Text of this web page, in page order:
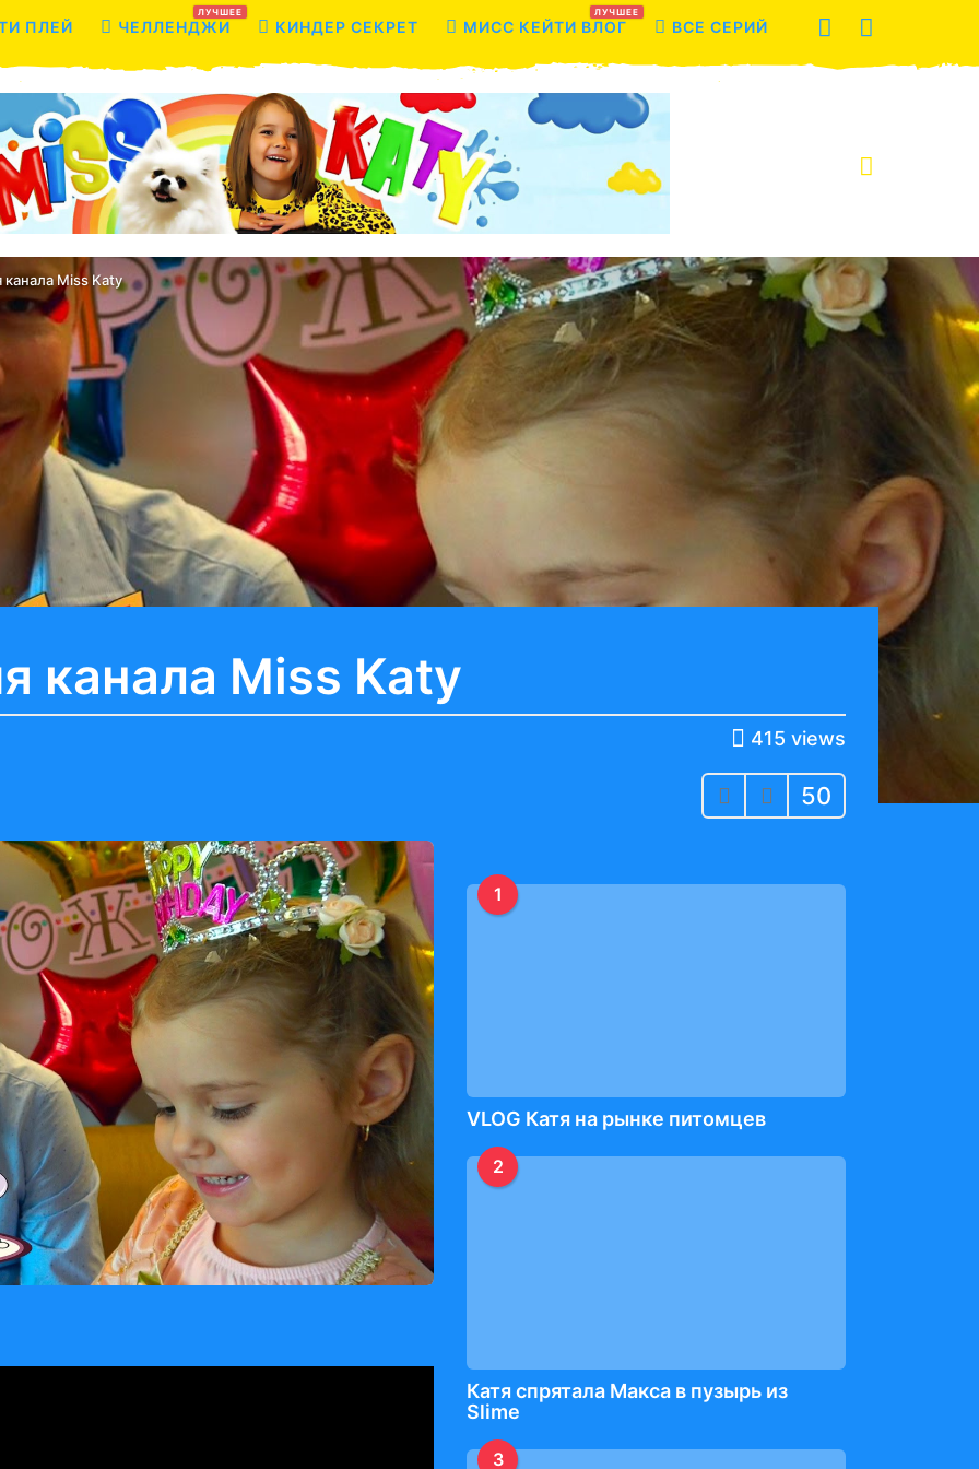
ПЛЕЙ ЧЕЛЛЕНДЖИ
ЛУЧШЕЕ
КИНДЕР СЕКРЕТ МИСС КЕЙТИ ВЛОГ
ЛУЧШЕЕ
ВСЕ СЕРИЙ
Miss Katy
канала Miss Katy
415 views
50
1
VLOG Катя на рынке питомцев
2
Катя спрятала Макса в пузырь из
Slime
3